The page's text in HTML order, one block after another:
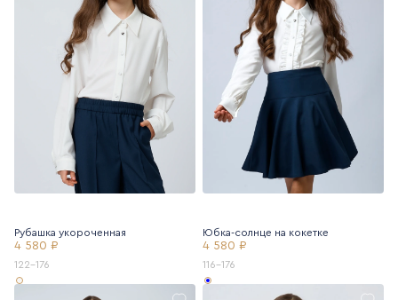
Рубашка укороченная
4 580 ₽
122-176
Юбка-солнце на кокетке
4 580 ₽
116-176